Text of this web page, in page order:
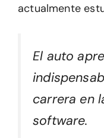
actualmente
El auto
carrera en
software.